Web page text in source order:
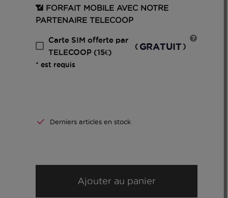
📶 FORFAIT MOBILE AVEC NOTRE
PARTENAIRE TELECOOP
Carte SIM offerte par
TELECOOP (15€)
( GRATUIT )
* est requis
Derniers articles en stock
Ajouter au panier